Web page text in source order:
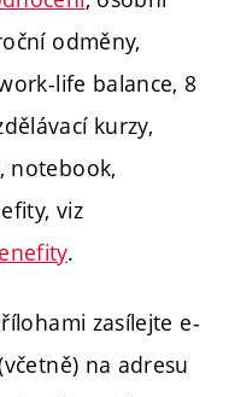
odměny,
life balance, 8
kurzy,
notebook,
viz
.
zasílejte e-
na adresu